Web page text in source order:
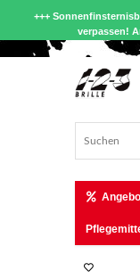
+++
verpassen!